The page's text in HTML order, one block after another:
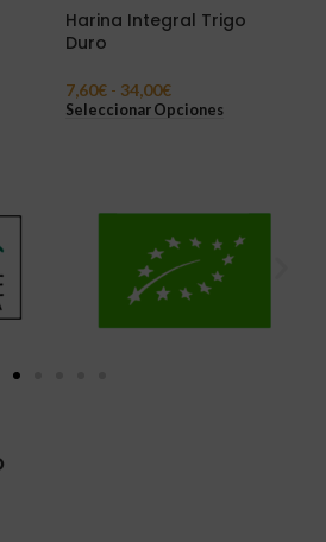
Harina Integral Trigo
Duro
7,60€ - 34,00€
Seleccionar Opciones